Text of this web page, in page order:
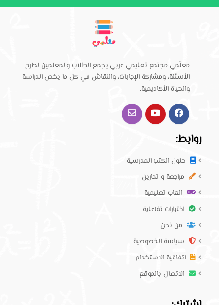
معلّمي مجتمع تعليمي عربي يجمع الطلاب والمعلمين لطرح
الأسئلة، ومشاركة الإجابات، والنقاش في كل ما يخص الدراسة
والحياة الأكاديمية.
روابط:
حلول الكتب المدرسية
مراجعة و تمارين
العاب تعليمية
اختبارات تفاعلية
من نحن
سياسة الخصوصية
اتفاقية الاستخدام
الاتصال بالموقع